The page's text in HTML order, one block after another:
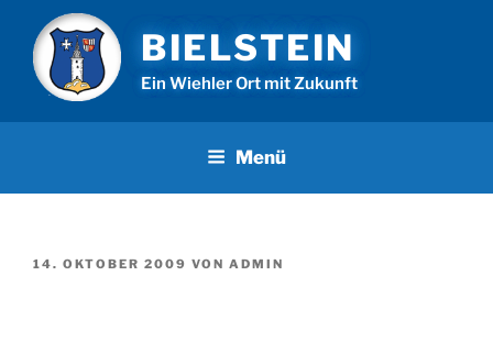
Inhalt
springen
BIELSTEIN
Ein Wiehler Ort mit Zukunft
Menü
VERÖFFENTLICHT
14. OKTOBER 2009 VON ADMIN